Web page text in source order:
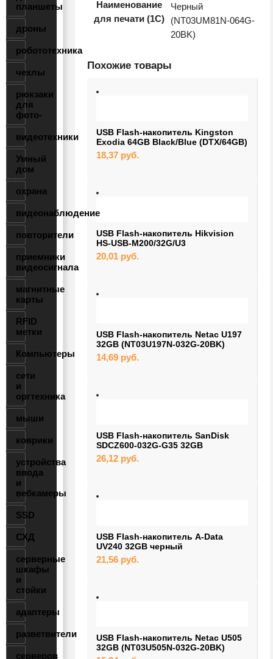
планшеты
дроны
робототехника
чехлы
рюкзаки
для
фото-
видеотехники
Умный
дом
охрана
видеонаблюдение
повторители
приемники
видеосигнала
магнитные
карты
RFID
метки
Компьютеры
сети
и
оргтехника
мыши
коврики
устройства
ввода
и
вебкамеры
SSD
СХД
серверные
шкафы
и
стойки
адаптеры
разветвители
серверов
Наименование
для печати (1С)
Черный
(NT03UM81N-064G-
20BK)
Похожие товары
USB Flash-накопитель Kingston
Exodia 64GB Black/Blue (DTX/64GB)
18,37 руб.
USB Flash-накопитель Hikvision
HS-USB-M200/32G/U3
20,01 руб.
USB Flash-накопитель Netac U197
32GB (NT03U197N-032G-20BK)
14,69 руб.
USB Flash-накопитель SanDisk
SDCZ600-032G-G35 32GB
26,12 руб.
USB Flash-накопитель A-Data
UV240 32GB черный
21,56 руб.
USB Flash-накопитель Netac U505
32GB (NT03U505N-032G-20BK)